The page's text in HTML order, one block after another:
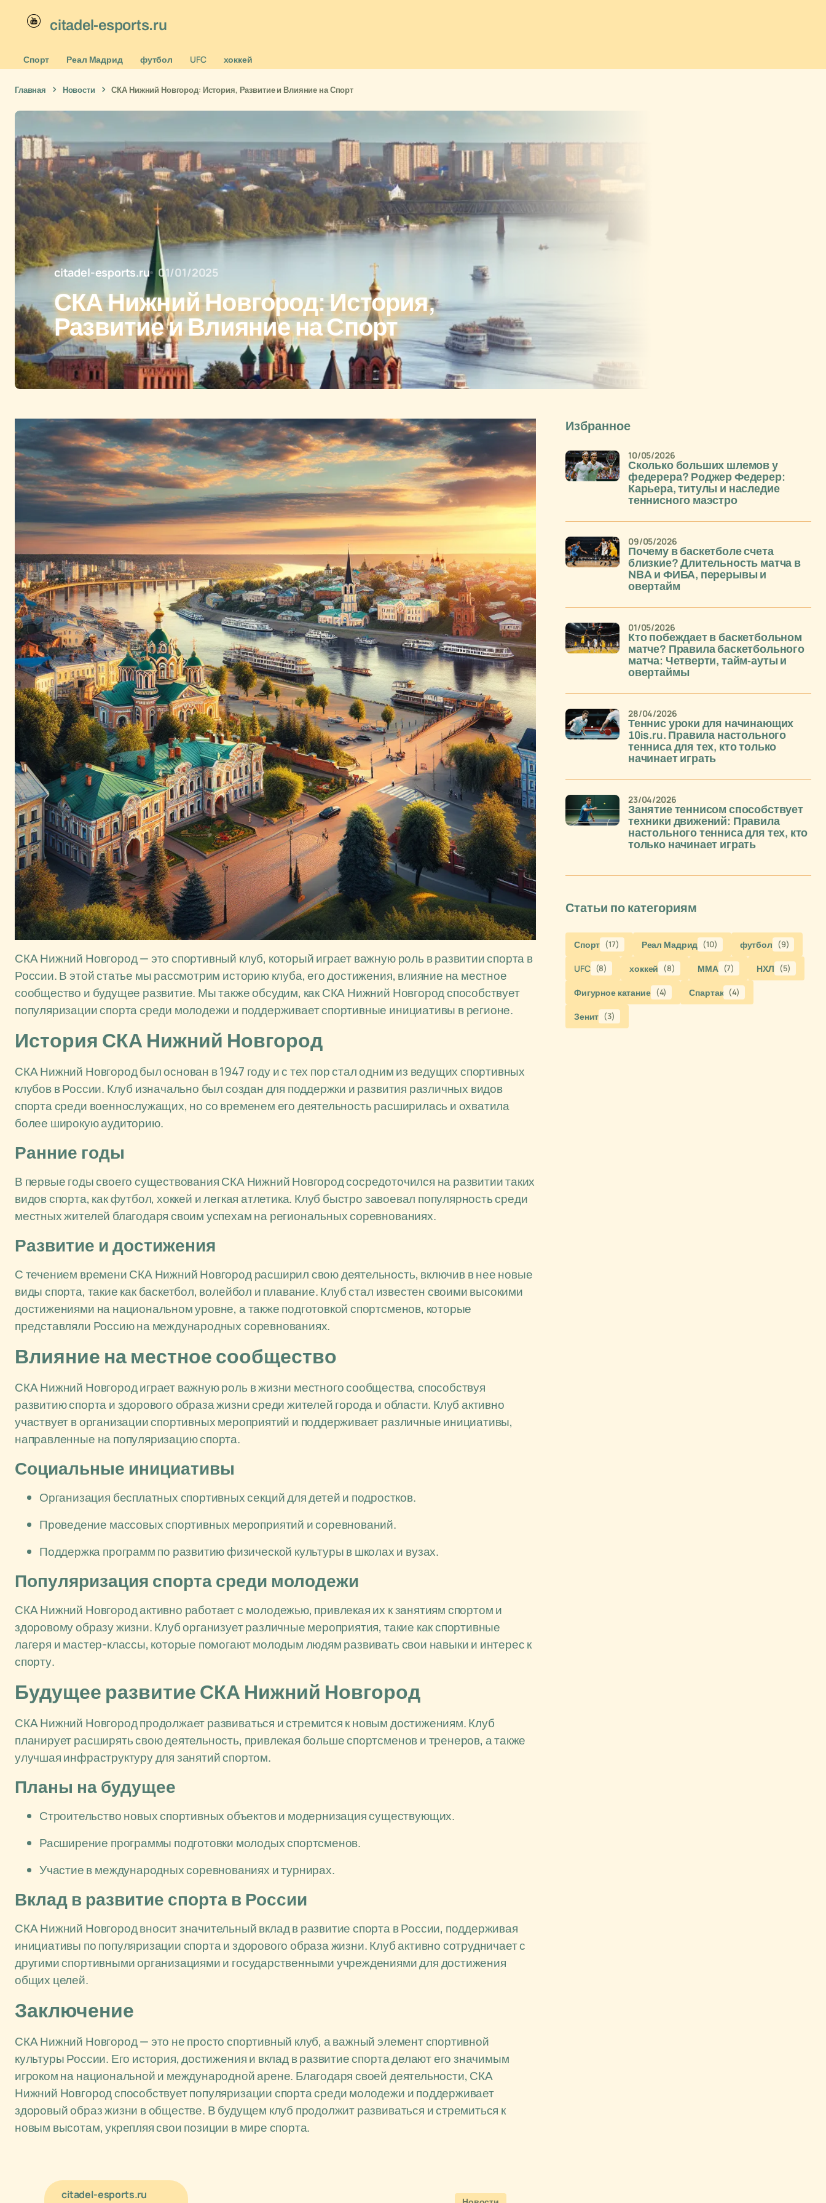
citadel-esports.ru
Спорт Реал Мадрид футбол UFC хоккей
Главная Новости СКА Нижний Новгород: История, Развитие и Влияние на Спорт
citadel-esports.ru 01/01/2025
СКА Нижний Новгород: История,
Развитие и Влияние на Спорт
СКА Нижний Новгород — это спортивный клуб, который играет важную роль в развитии спорта в
России. В этой статье мы рассмотрим историю клуба, его достижения, влияние на местное
сообщество и будущее развитие. Мы также обсудим, как СКА Нижний Новгород способствует
популяризации спорта среди молодежи и поддерживает спортивные инициативы в регионе.
История СКА Нижний Новгород
СКА Нижний Новгород был основан в 1947 году и с тех пор стал одним из ведущих спортивных
клубов в России. Клуб изначально был создан для поддержки и развития различных видов
спорта среди военнослужащих, но со временем его деятельность расширилась и охватила
более широкую аудиторию.
Ранние годы
В первые годы своего существования СКА Нижний Новгород сосредоточился на развитии таких
видов спорта, как футбол, хоккей и легкая атлетика. Клуб быстро завоевал популярность среди
местных жителей благодаря своим успехам на региональных соревнованиях.
Развитие и достижения
С течением времени СКА Нижний Новгород расширил свою деятельность, включив в нее новые
виды спорта, такие как баскетбол, волейбол и плавание. Клуб стал известен своими высокими
достижениями на национальном уровне, а также подготовкой спортсменов, которые
представляли Россию на международных соревнованиях.
Влияние на местное сообщество
СКА Нижний Новгород играет важную роль в жизни местного сообщества, способствуя
развитию спорта и здорового образа жизни среди жителей города и области. Клуб активно
участвует в организации спортивных мероприятий и поддерживает различные инициативы,
направленные на популяризацию спорта.
Социальные инициативы
Организация бесплатных спортивных секций для детей и подростков.
Проведение массовых спортивных мероприятий и соревнований.
Поддержка программ по развитию физической культуры в школах и вузах.
Популяризация спорта среди молодежи
СКА Нижний Новгород активно работает с молодежью, привлекая их к занятиям спортом и
здоровому образу жизни. Клуб организует различные мероприятия, такие как спортивные
лагеря и мастер-классы, которые помогают молодым людям развивать свои навыки и интерес к
спорту.
Будущее развитие СКА Нижний Новгород
СКА Нижний Новгород продолжает развиваться и стремится к новым достижениям. Клуб
планирует расширять свою деятельность, привлекая больше спортсменов и тренеров, а также
улучшая инфраструктуру для занятий спортом.
Планы на будущее
Строительство новых спортивных объектов и модернизация существующих.
Расширение программы подготовки молодых спортсменов.
Участие в международных соревнованиях и турнирах.
Вклад в развитие спорта в России
СКА Нижний Новгород вносит значительный вклад в развитие спорта в России, поддерживая
инициативы по популяризации спорта и здорового образа жизни. Клуб активно сотрудничает с
другими спортивными организациями и государственными учреждениями для достижения
общих целей.
Заключение
СКА Нижний Новгород — это не просто спортивный клуб, а важный элемент спортивной
культуры России. Его история, достижения и вклад в развитие спорта делают его значимым
игроком на национальной и международной арене. Благодаря своей деятельности, СКА
Нижний Новгород способствует популяризации спорта среди молодежи и поддерживает
здоровый образ жизни в обществе. В будущем клуб продолжит развиваться и стремиться к
новым высотам, укрепляя свои позиции в мире спорта.
citadel-esports.ru
Избранное
Сколько больших шлемов у
федерера? Роджер Федерер:
Карьера, титулы и наследие
теннисного маэстро
10/05/2026
Почему в баскетболе счета
близкие? Длительность матча в
NBA и ФИБА, перерывы и
овертайм
09/05/2026
Кто побеждает в баскетбольном
матче? Правила баскетбольного
матча: Четверти, тайм-ауты и
овертаймы
01/05/2026
Теннис уроки для начинающих
10is.ru. Правила настольного
тенниса для тех, кто только
начинает играть
28/04/2026
Занятие теннисом способствует
техники движений: Правила
настольного тенниса для тех, кто
только начинает играть
23/04/2026
Статьи по категориям
Спорт (17) Реал Мадрид (10) футбол (9)
UFC (8) хоккей (8) ММА (7) НХЛ (5)
Фигурное катание (4) Спартак (4)
Зенит (3)